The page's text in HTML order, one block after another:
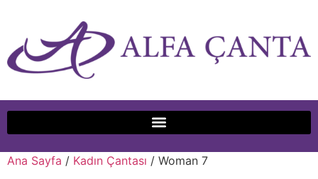
Ana Sayfa / Kadın Çantası / Woman 7